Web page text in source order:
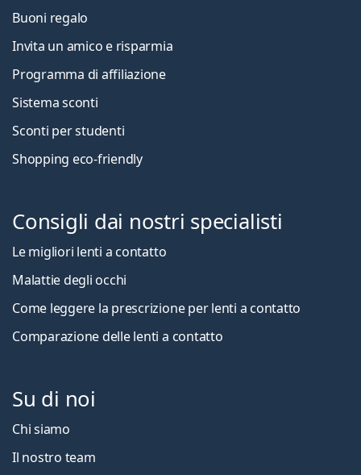
Buoni regalo
Invita un amico e risparmia
Programma di affiliazione
Sistema sconti
Sconti per studenti
Shopping eco-friendly
Consigli dai nostri specialisti
Le migliori lenti a contatto
Malattie degli occhi
Come leggere la prescrizione per lenti a contatto
Comparazione delle lenti a contatto
Su di noi
Chi siamo
Il nostro team